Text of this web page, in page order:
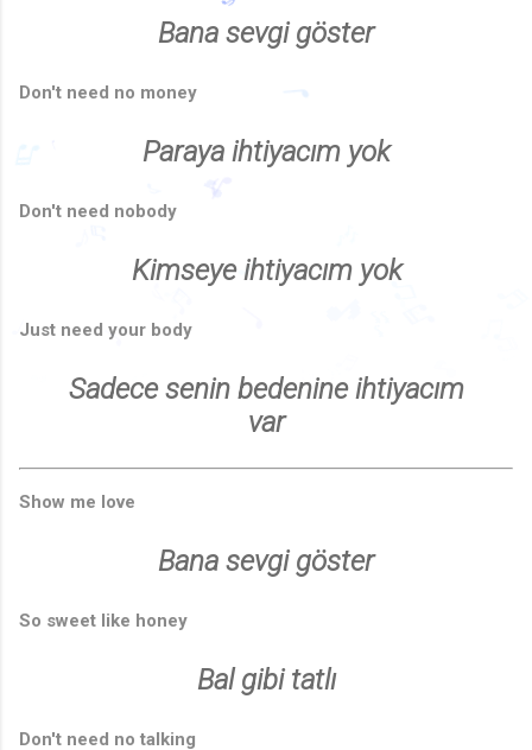
Bana sevgi göster
Don't need no money
Paraya ihtiyacım yok
Don't need nobody
Kimseye ihtiyacım yok
Just need your body
Sadece senin bedenine ihtiyacım
var
Show me love
Bana sevgi göster
So sweet like honey
Bal gibi tatlı
Don't need no talking
♬ ♬
🎵
🎶
♪ ♬
♩
♩
🎵
♬
♩
♪
♩
♫
♬
♪
🎵
🎶